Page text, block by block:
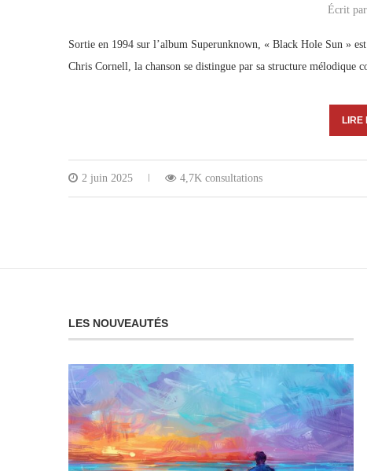
Écrit par
Sortie en 1994 sur l’album Superunknown, « Black Hole Sun »
Chris Cornell, la chanson se distingue par sa structure mélodique
LIRE
2 juin 2025 4,7K consultations
LES NOUVEAUTÉS